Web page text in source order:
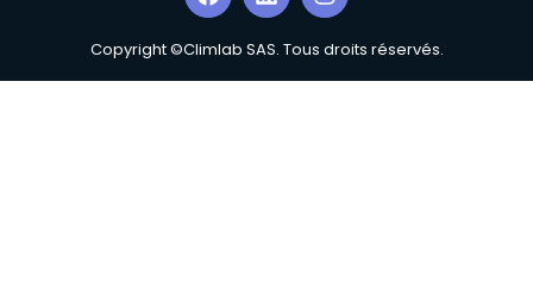
Copyright ©Climlab SAS. Tous droits réservés.